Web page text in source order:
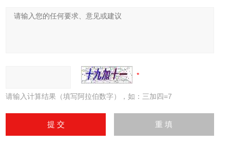
请输入计算结果（填写阿拉伯数字），如：三加四=7